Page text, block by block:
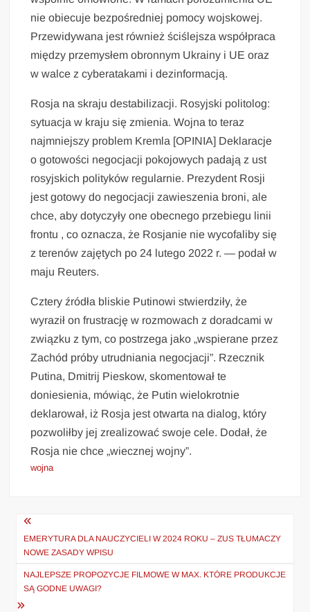
nie obiecuje bezpośredniej pomocy wojskowej.
Przewidywana jest również ściślejsza współpraca
między przemysłem obronnym Ukrainy i UE oraz
w walce z cyberatakami i dezinformacją.
Rosja na skraju destabilizacji. Rosyjski politolog:
sytuacja w kraju się zmienia. Wojna to teraz
najmniejszy problem Kremla [OPINIA] Deklaracje
o gotowości negocjacji pokojowych padają z ust
rosyjskich polityków regularnie. Prezydent Rosji
jest gotowy do negocjacji zawieszenia broni, ale
chce, aby dotyczyły one obecnego przebiegu linii
frontu , co oznacza, że Rosjanie nie wycofaliby się
z terenów zajętych po 24 lutego 2022 r. — podał w
maju Reuters.
Cztery źródła bliskie Putinowi stwierdziły, że
wyraził on frustrację w rozmowach z doradcami w
związku z tym, co postrzega jako „wspierane przez
Zachód próby utrudniania negocjacji”. Rzecznik
Putina, Dmitrij Pieskow, skomentował te
doniesienia, mówiąc, że Putin wielokrotnie
deklarował, iż Rosja jest otwarta na dialog, który
pozwoliłby jej zrealizować swoje cele. Dodał, że
Rosja nie chce „wiecznej wojny”.
wojna
Nawigacja
wpisu
EMERYTURA DLA NAUCZYCIELI W 2024 ROKU – ZUS TŁUMACZY
NOWE ZASADY WPISU
NAJLEPSZE PROPOZYCJE FILMOWE W MAX. KTÓRE PRODUKCJE
SĄ GODNE UWAGI?